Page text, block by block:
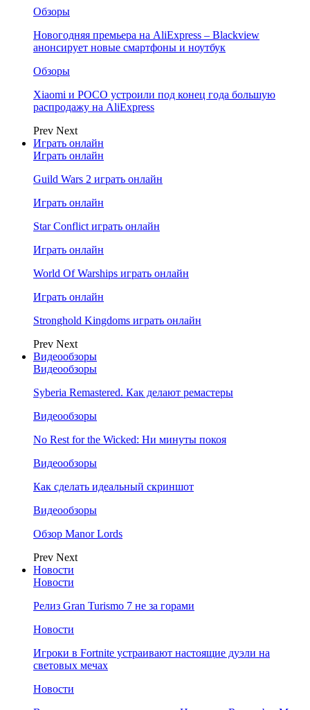
Обзоры
Новогодняя премьера на AliExpress – Blackview
анонсирует новые смартфоны и ноутбук
Обзоры
Xiaomi и POCO устроили под конец года большую
распродажу на AliExpress
Prev Next
Играть онлайн
Играть онлайн
Guild Wars 2 играть онлайн
Играть онлайн
Star Conflict играть онлайн
Играть онлайн
World Of Warships играть онлайн
Играть онлайн
Stronghold Kingdoms играть онлайн
Prev Next
Видеообзоры
Видеообзоры
Syberia Remastered. Как делают ремастеры
Видеообзоры
No Rest for the Wicked: Ни минуты покоя
Видеообзоры
Как сделать идеальный скриншот
Видеообзоры
Обзор Manor Lords
Prev Next
Новости
Новости
Релиз Gran Turismo 7 не за горами
Новости
Игроки в Fortnite устраивают настоящие дуэли на
световых мечах
Новости